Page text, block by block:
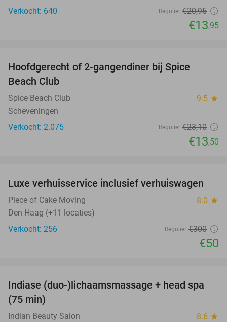
Verkocht: 640
Regulier €20,95
€13,95
Hoofdgerecht of 2-gangendiner bij Spice
Beach Club
Spice Beach Club 9.5 star
Scheveningen
Verkocht: 2.075
Regulier €23,10
€13,50
83%
Luxe verhuisservice inclusief verhuiswagen
Piece of Cake Moving 8.0 star
Den Haag (+11 locaties)
Verkocht: 256
Regulier €300
€50
46%
Indiase (duo-)lichaamsmassage + head spa
(75 min)
Indian Beauty Salon 8.6 star